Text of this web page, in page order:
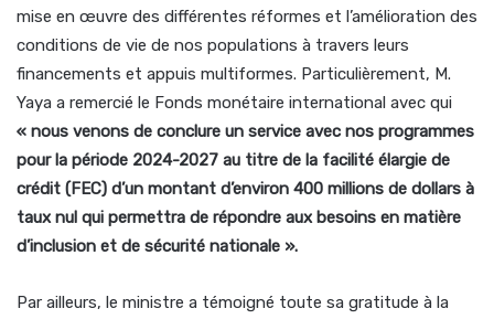
mise en œuvre des différentes réformes et l’amélioration des
conditions de vie de nos populations à travers leurs
financements et appuis multiformes. Particulièrement, M.
Yaya a remercié le Fonds monétaire international avec qui
« nous venons de conclure un service avec nos programmes
pour la période 2024-2027 au titre de la facilité élargie de
crédit (FEC) d’un montant d’environ 400 millions de dollars à
taux nul qui permettra de répondre aux besoins en matière
d’inclusion et de sécurité nationale ».
Par ailleurs, le ministre a témoigné toute sa gratitude à la